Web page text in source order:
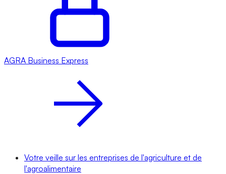
AGRA Business Express
Votre veille sur les entreprises de l'agriculture et de
l'agroalimentaire